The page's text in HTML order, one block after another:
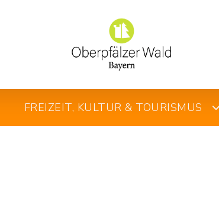
FREIZEIT, KULTUR & TOURISMUS